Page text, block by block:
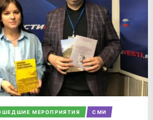
МЕРОПРИЯТИЯ СМИ